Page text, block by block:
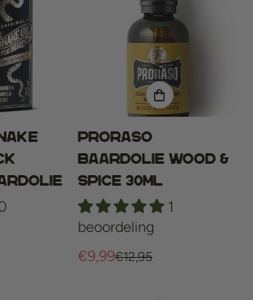
Proraso
baardolie Wood &
Spice 30ml
1
beoordeling
Verkoopprijs
€9,99
Normale€12,95